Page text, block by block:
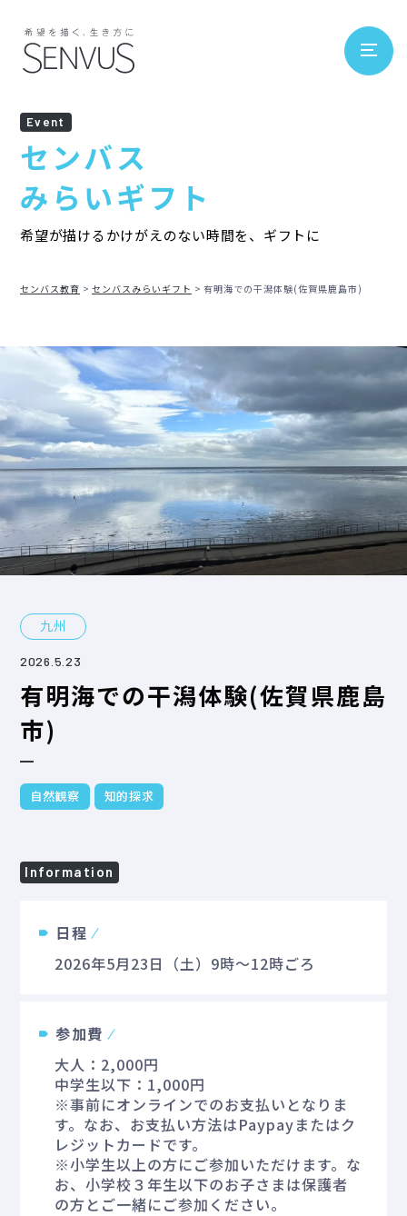
Event
センバス
みらいギフト
希望が描けるかけがえのない時間を、ギフトに
センバス教育 センバスみらいギフト 有明海での干潟体験(佐賀県鹿島市)
九州
2026.5.23
有明海での干潟体験(佐賀県鹿島
市)
自然観察 知的探求
Information
日程
2026年5月23日（土）9時～12時ごろ
参加費
大人：2,000円
中学生以下：1,000円
※事前にオンラインでのお支払いとなりま
す。なお、お支払い方法はPaypayまたはク
レジットカードです。
※小学生以上の方にご参加いただけます。な
お、小学校３年生以下のお子さまは保護者
の方とご一緒にご参加ください。